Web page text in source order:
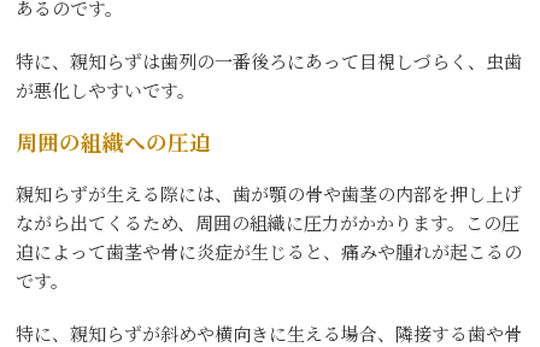
あるのです。
特に、親知らずは歯列の一番後ろにあって目視しづらく、虫歯
が悪化しやすいです。
周囲の組織への圧迫
親知らずが生える際には、歯が顎の骨や歯茎の内部を押し上げ
ながら出てくるため、周囲の組織に圧力がかかります。この圧
迫によって歯茎や骨に炎症が生じると、痛みや腫れが起こるの
です。
特に、親知らずが斜めや横向きに生える場合、隣接する歯や骨